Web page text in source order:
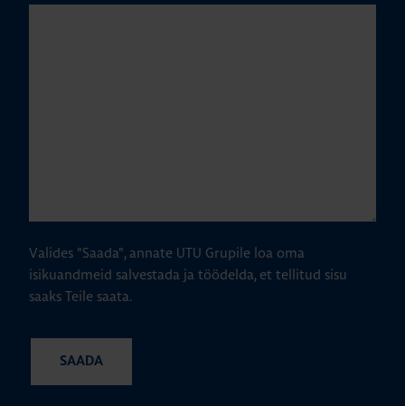
Valides "Saada", annate UTU Grupile loa oma
isikuandmeid salvestada ja töödelda, et tellitud sisu
saaks Teile saata.